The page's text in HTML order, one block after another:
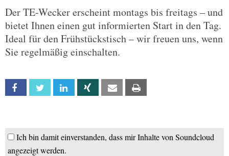
Der TE-Wecker erscheint montags bis freitags – und
bietet Ihnen einen gut informierten Start in den Tag.
Ideal für den Frühstückstisch – wir freuen uns, wenn
Sie regelmäßig einschalten.
Facebook Twitter Linkedin Xing Email
Ich bin damit einverstanden, dass mir Inhalte von Soundcloud
angezeigt werden.